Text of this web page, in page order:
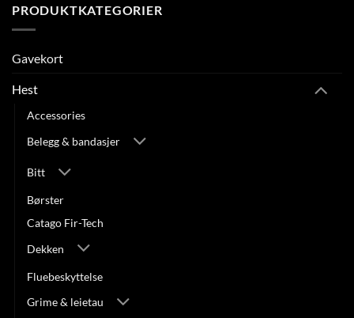
PRODUKTKATEGORIER
Gavekort
Hest
Accessories
Belegg & bandasjer
Bitt
Børster
Catago Fir-Tech
Dekken
Fluebeskyttelse
Grime & leietau